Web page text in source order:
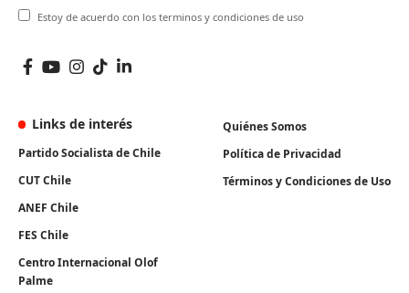
Estoy de acuerdo con los terminos y condiciones de uso
Links de interés
Partido Socialista de Chile
CUT Chile
ANEF Chile
FES Chile
Centro Internacional Olof
Palme
Quiénes Somos
Política de Privacidad
Términos y Condiciones de Uso